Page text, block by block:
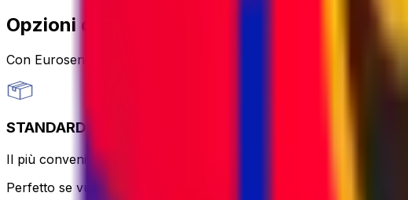
Opzioni di spedizione dei pacchi
Con Eurosender puoi grazie a
STANDARD
Il più conveniente e senza problemi – il corriere stamperà e
Perfetto se vuoi mantenerlo semplice e non hai fretta.